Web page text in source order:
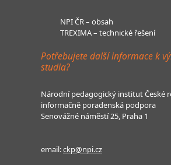
NPI ČR – obsah
TREXIMA – technické řešení
Potřebujete další informace k
studia?
Národní pedagogický institut České
informačně poradenská podpora
Senovážné náměstí 25, Praha 1
email:ckp@npi.cz